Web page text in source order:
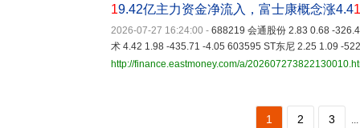
19.42亿主力资金净流入，富士康概念涨4.41
2026-07-27 16:24:00 - 688219 会通股份 2.83 0.68 -
术 4.42 1.98 -435.71 -4.05 603595 ST东尼 2.25 1.09 -
http://finance.eastmoney.com/a/
1 2 3 ...